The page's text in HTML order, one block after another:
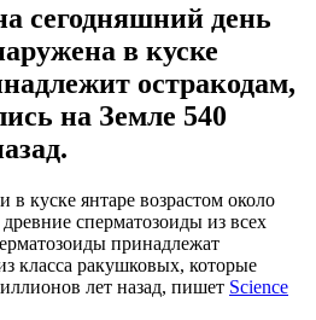
сегодняшний день
в куске
остракодам,
на Земле 540
куске янтаре возрастом около
сперматозоиды из всех
принадлежат
класса ракушковых, которые
лет назад, пишет Science